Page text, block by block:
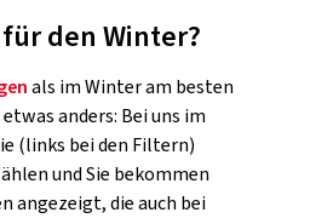
den Winter?
als im Winter am besten
anders: Bei uns im
(links bei den Filtern)
und Sie bekommen
angezeigt, die auch bei